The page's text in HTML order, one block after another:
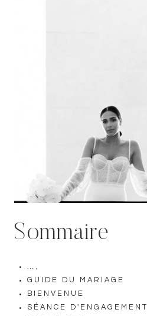
Sommaire
….
GUIDE DU MARIAGE
BIENVENUE
SÉANCE D'ENGAGEMENT